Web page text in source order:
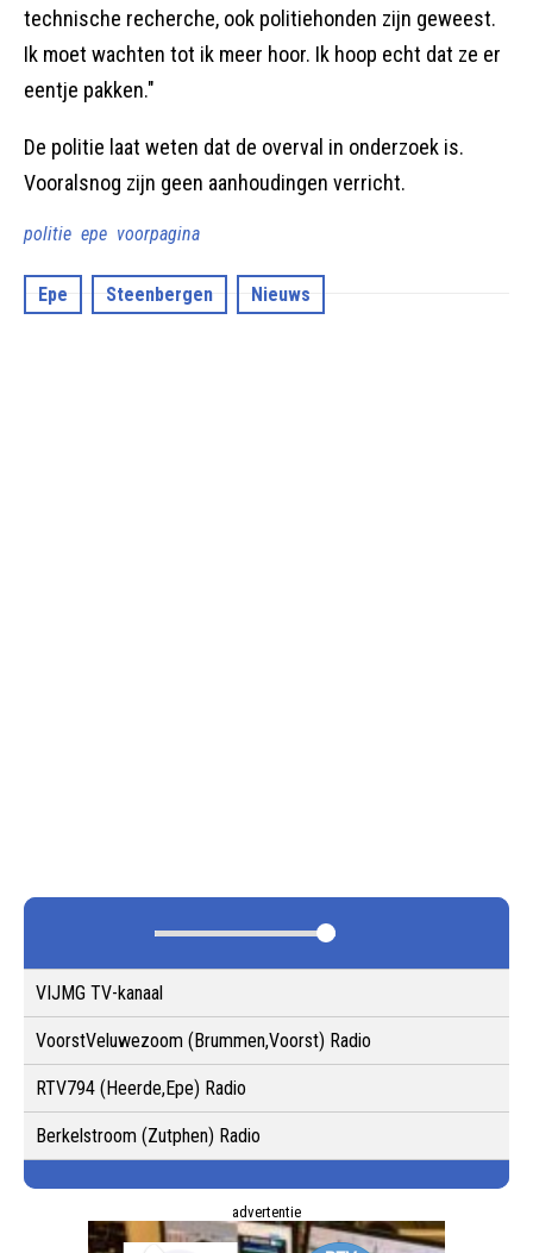
technische recherche, ook politiehonden zijn geweest.
Ik moet wachten tot ik meer hoor. Ik hoop echt dat ze er
eentje pakken."
De politie laat weten dat de overval in onderzoek is.
Vooralsnog zijn geen aanhoudingen verricht.
politie epe voorpagina
Epe Steenbergen Nieuws
VIJMG TV-kanaal
VoorstVeluwezoom (Brummen,Voorst) Radio
RTV794 (Heerde,Epe) Radio
Berkelstroom (Zutphen) Radio
advertentie